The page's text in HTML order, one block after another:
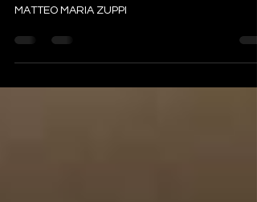
INCONTRO AD ASCOLI CON IL CARDINALE